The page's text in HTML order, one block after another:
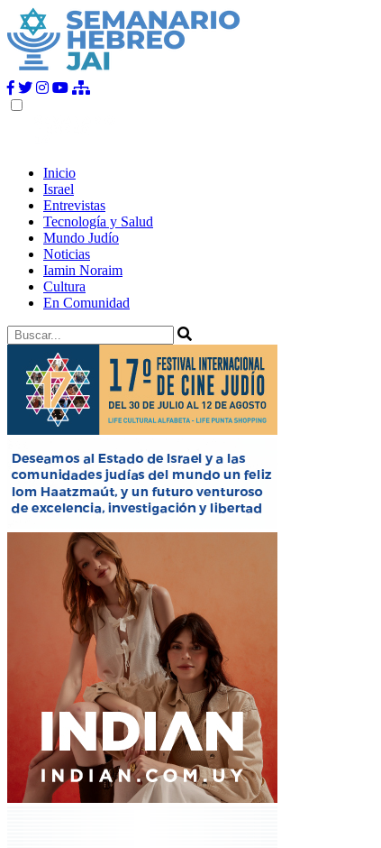
Inicio
Israel
Entrevistas
Tecnología y Salud
Mundo Judío
Noticias
Iamin Noraim
Cultura
En Comunidad